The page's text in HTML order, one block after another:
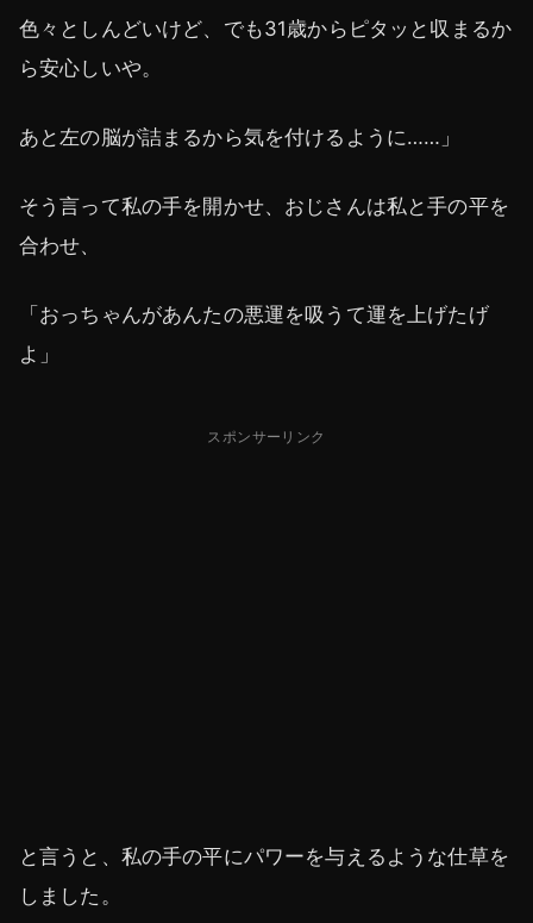
色々としんどいけど、でも31歳からピタッと収まるか
ら安心しいや。
あと左の脳が詰まるから気を付けるように……」
そう言って私の手を開かせ、おじさんは私と手の平を
合わせ、
「おっちゃんがあんたの悪運を吸うて運を上げたげ
よ」
スポンサーリンク
と言うと、私の手の平にパワーを与えるような仕草を
しました。